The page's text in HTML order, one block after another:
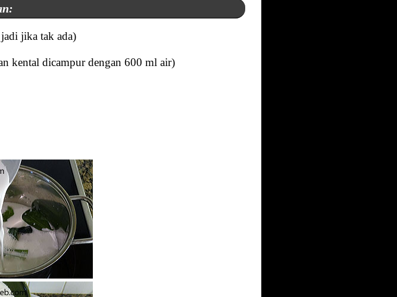
jika tak ada)
kental dicampur dengan 600 ml air)